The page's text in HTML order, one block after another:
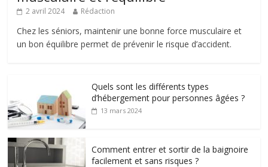
2 avril 2024 Rédaction
Chez les séniors, maintenir une bonne force musculaire et
un bon équilibre permet de prévenir le risque d’accident.
Quels sont les différents types
d’hébergement pour personnes âgées ?
13 mars 2024
Comment entrer et sortir de la baignoire
facilement et sans risques ?